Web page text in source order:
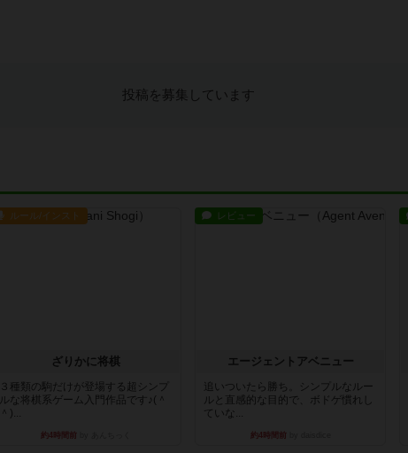
投稿を募集しています
ルール/インスト
ざりかに将棋
３種類の駒だけが登場する超シンプ
ルな将棋系ゲーム入門作品です♪(＾
＾)...
約4時間前
レビュー
エージェントアベニュー
追いついたら勝ち。シンプルなルー
ルと直感的な目的で、ボドゲ慣れし
ていな...
約4時間前